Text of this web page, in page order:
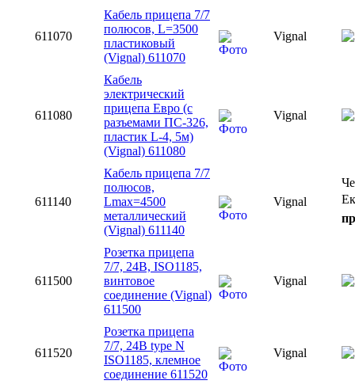
611070
Кабель прицепа 7/7
полюсов, L=3500
пластиковый
(Vignal) 611070
Vignal
611080
Кабель
электрический
прицепа Евро (с
разъемами ПС-326,
пластик L-4, 5м)
(Vignal) 611080
Vignal
611140
Кабель прицепа 7/7
полюсов,
Lmax=4500
металлический
(Vignal) 611140
Vignal
611500
Розетка прицепа
7/7, 24В, ISO1185,
винтовое
соединение (Vignal)
611500
Vignal
611520
Розетка прицепа
7/7, 24В type N
ISO1185, клемное
соединение 611520
Vignal